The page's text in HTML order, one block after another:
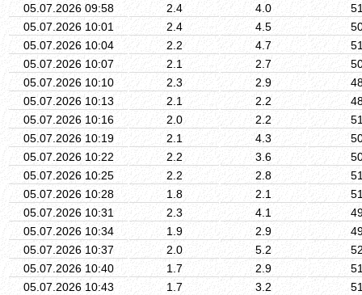
05.07.2026 09:58
2.4 4.0
05.07.2026 10:01
2.4 4.5
05.07.2026 10:04
2.2 4.7
05.07.2026 10:07
2.1 2.7
05.07.2026 10:10
2.3 2.9
05.07.2026 10:13
2.1 2.2
05.07.2026 10:16
2.0 2.2
05.07.2026 10:19
2.1 4.3
05.07.2026 10:22
2.2 3.6
05.07.2026 10:25
2.2 2.8
05.07.2026 10:28
1.8 2.1
05.07.2026 10:31
2.3 4.1
05.07.2026 10:34
1.9 2.9
05.07.2026 10:37
2.0 5.2
05.07.2026 10:40
1.7 2.9
05.07.2026 10:43
1.7 3.2